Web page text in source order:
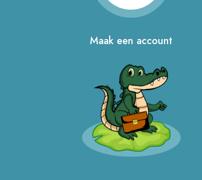
Maak een account